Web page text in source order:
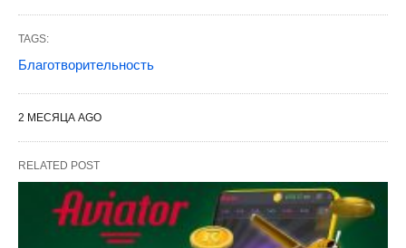
TAGS:
Благотворительность
2 МЕСЯЦА AGO
RELATED POST